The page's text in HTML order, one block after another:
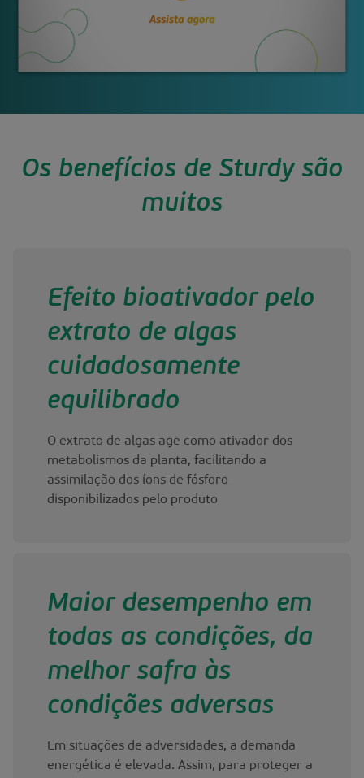
Os benefícios de Sturdy são
muitos
Efeito bioativador pelo
extrato de algas
cuidadosamente
equilibrado
O extrato de algas age como ativador dos
metabolismos da planta, facilitando a
assimilação dos íons de fósforo
disponibilizados pelo produto
Maior desempenho em
todas as condições, da
melhor safra às
condições adversas
Em situações de adversidades, a demanda
energética é elevada. Assim, para proteger a